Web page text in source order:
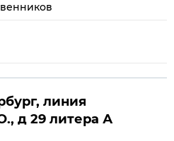
линия
д 29 литера А